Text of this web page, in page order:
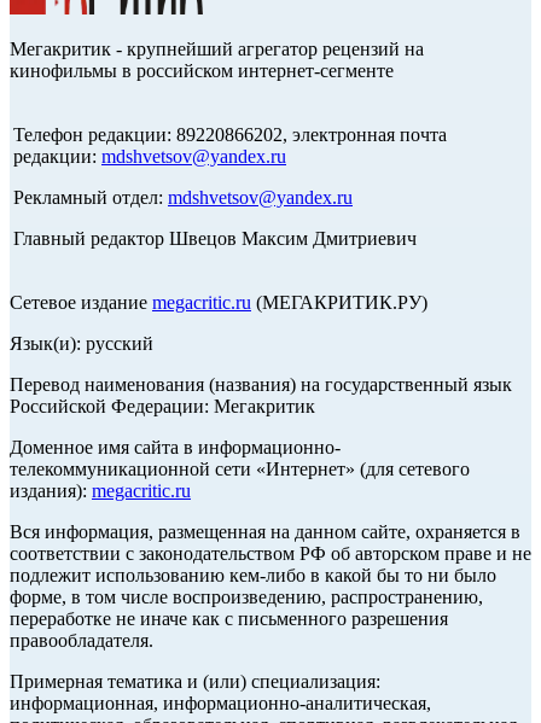
Мегакритик - крупнейший агрегатор рецензий на
кинофильмы в российском интернет-сегменте
Телефон редакции: 89220866202, электронная почта
редакции: mdshvetsov@yandex.ru
Рекламный отдел: mdshvetsov@yandex.ru
Главный редактор Швецов Максим Дмитриевич
Сетевое издание megacritic.ru (МЕГАКРИТИК.РУ)
Язык(и): русский
Перевод наименования (названия) на государственный язык
Российской Федерации: Мегакритик
Доменное имя сайта в информационно-
телекоммуникационной сети «Интернет» (для сетевого
издания): megacritic.ru
Вся информация, размещенная на данном сайте, охраняется в
соответствии с законодательством РФ об авторском праве и не
подлежит использованию кем-либо в какой бы то ни было
форме, в том числе воспроизведению, распространению,
переработке не иначе как с письменного разрешения
правообладателя.
Примерная тематика и (или) специализация:
информационная, информационно-аналитическая,